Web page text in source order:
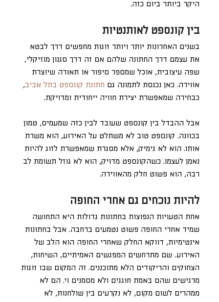
היקר ביותר ביום כזה.
בין קונספט לאותנטיות
בשנים האחרונות יותר ויותר זוגות מחפשים דרך לבטא
את עצמם דרך החתונה שלהם אם זה דרך סגנון מוזיקלי,
שפה עיצובית, אוכל שמספר סיפור או תאורה שיוצרת
אווירה. כאן נכנסת לתמונה גם חתונת קונספט בתל אביב,
כבחירה שמאפשרת יצירת חוויה ייחודית ומדויקת.
אבל ההבדל בין קונספט שעובד לבין כזה שמעמיס, טמון
בכוונה. קונספט טוב לא משתלט על האירוע, הוא משרת
אותו. הוא לא גימיק, אלא מסגרת שמאפשרת לזוג להיות
נאמן לעצמו. כשהקונספט מדויק, הוא לא גוזל תשומת לב
רבה, הוא פשוט חלק מהאווירה.
להיות נוכחים גם אחרי החופה
אחת הטעויות הנפוצות בחתונות גדולות היא התחושה
שמיד אחרי החופה פשוט נטמעים ברחבה. אבל בחתונות
אינטימיות, דווקא החלק שאחרי החופה הוא הלב של
האירוע. שם מתרחשים המפגשים האמיתיים, השיחות,
הצחוקים והריקודים הלא מתוכננים. זה המקום שבו זוגות
מרגישים שהם באמת חוגגים ולא מסמנים וי. הם לא
ממהרים לשום מקום, לא נקרעים בין שולחנות, לא